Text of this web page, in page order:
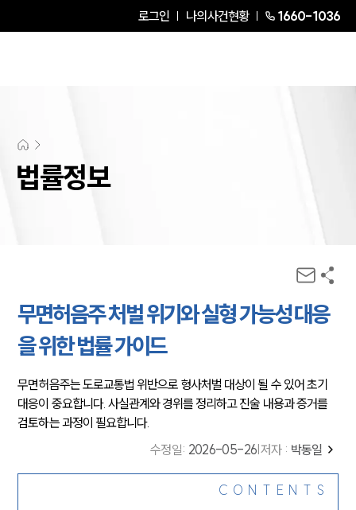
로그인 나의사건현황 1660-1036
법률정보
무면허음주 처벌 위기와 실형 가능성 대응
을 위한 법률 가이드
무면허음주는 도로교통법 위반으로 형사처벌 대상이 될 수 있어 초기
대응이 중요합니다. 사실관계와 경위를 정리하고 진술 내용과 증거를
검토하는 과정이 필요합니다.
수정일: 2026-05-26 저자 : 박동일
CONTENTS